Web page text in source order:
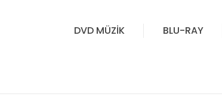
DVD MÜZİK BLU-RAY